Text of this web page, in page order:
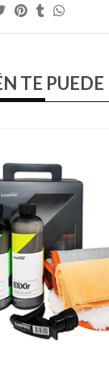
TE PUEDE